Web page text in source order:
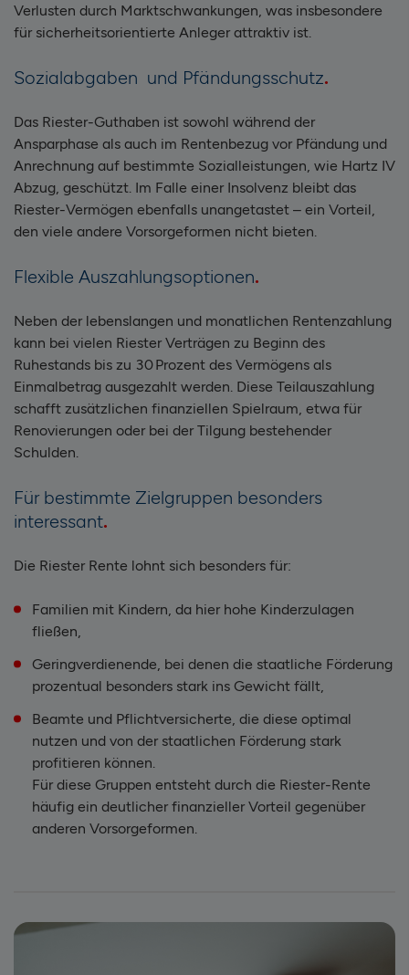
Verlusten durch Marktschwankungen, was insbesondere
für sicherheitsorientierte Anleger attraktiv ist.
Sozialabgaben und Pfändungsschutz
Das Riester-Guthaben ist sowohl während der
Ansparphase als auch im Rentenbezug vor Pfändung und
Anrechnung auf bestimmte Sozialleistungen, wie Hartz IV
Abzug, geschützt. Im Falle einer Insolvenz bleibt das
Riester-Vermögen ebenfalls unangetastet – ein Vorteil,
den viele andere Vorsorgeformen nicht bieten.
Flexible Auszahlungsoptionen
Neben der lebenslangen und monatlichen Rentenzahlung
kann bei vielen Riester Verträgen zu Beginn des
Ruhestands bis zu 30 Prozent des Vermögens als
Einmalbetrag ausgezahlt werden. Diese Teilauszahlung
schafft zusätzlichen finanziellen Spielraum, etwa für
Renovierungen oder bei der Tilgung bestehender
Schulden.
Für bestimmte Zielgruppen besonders
interessant
Die Riester Rente lohnt sich besonders für:
Familien mit Kindern, da hier hohe Kinderzulagen
fließen,
Geringverdienende, bei denen die staatliche Förderung
prozentual besonders stark ins Gewicht fällt,
Beamte und Pflichtversicherte, die diese optimal
nutzen und von der staatlichen Förderung stark
profitieren können.
Für diese Gruppen entsteht durch die Riester-Rente
häufig ein deutlicher finanzieller Vorteil gegenüber
anderen Vorsorgeformen.